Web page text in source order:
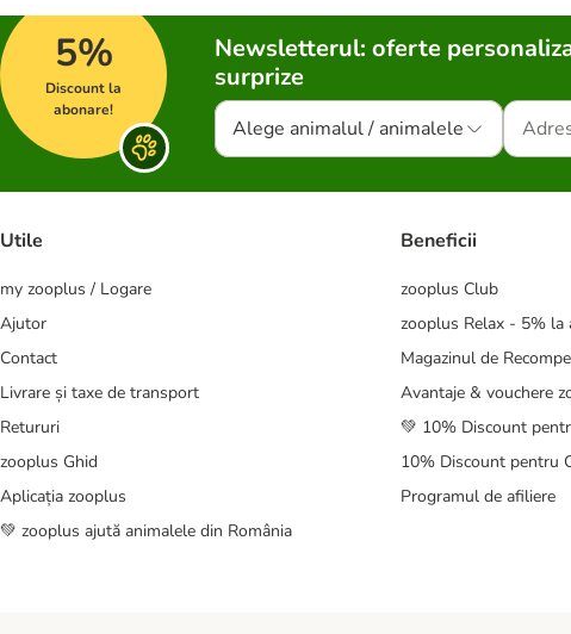
5%
Discount la
abonare!
Newsletterul: oferte
surprize
Alege animalul / animalele
Utile
my zooplus / Logare
Ajutor
Contact
Livrare și taxe de transport
Retururi
zooplus Ghid
Aplicația zooplus
💚 zooplus ajută animalele din România
Beneficii
zooplus Club
zooplus Relax - 5% la
Magazinul de
Avantaje & vouchere
💚 10% Discount
10% Discount pentru
Programul de afiliere